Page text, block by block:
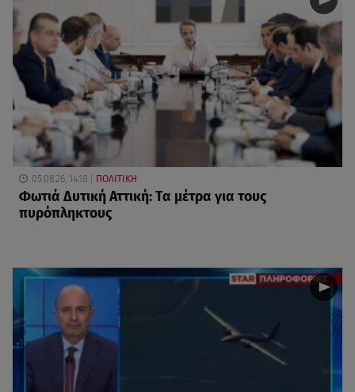
05.08.26, 14:18 ΠΟΛΙΤΙΚΗ
Φωτιά Δυτική Αττική: Τα μέτρα για τους
πυρόπληκτους